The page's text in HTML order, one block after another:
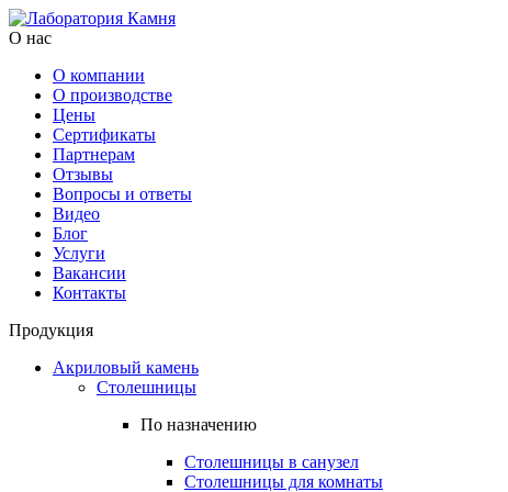
О нас
О компании
О производстве
Цены
Cертификаты
Партнерам
Отзывы
Вопросы и ответы
Видео
Блог
Услуги
Вакансии
Контакты
Продукция
Акриловый камень
Столешницы
По назначению
Столешницы в санузел
Столешницы для комнаты